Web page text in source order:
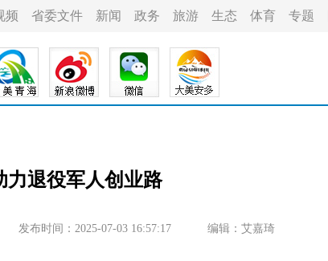
频 省委文件 新闻 政务 旅游 生态 体育 专题
力退役军人创业路
发布时间：2025-07-03 16:57:17 编辑：艾嘉琦